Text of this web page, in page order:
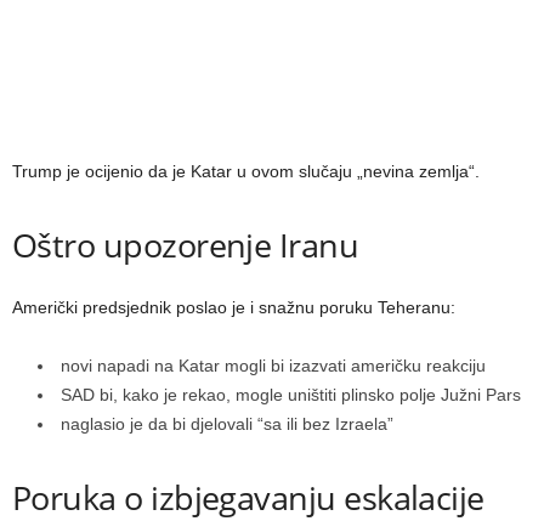
Trump je ocijenio da je Katar u ovom slučaju „nevina zemlja“.
Oštro upozorenje Iranu
Američki predsjednik poslao je i snažnu poruku Teheranu:
novi napadi na Katar mogli bi izazvati američku reakciju
SAD bi, kako je rekao, mogle uništiti plinsko polje Južni Pars
naglasio je da bi djelovali “sa ili bez Izraela”
Poruka o izbjegavanju eskalacije